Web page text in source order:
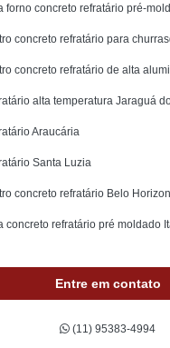
forno concreto refratário pré-
concreto refratário para
concreto refratário de alta
alta temperatura Jaraguá
Araucária
Santa Luzia
concreto refratário Belo
concreto refratário pré moldado
Entre em contato
(11) 95383-4994